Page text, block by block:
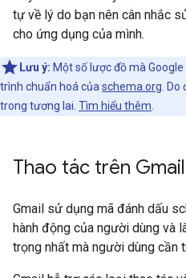
tự về lý do bạn nên cân nhắc
cho ứng dụng của mình.
Lưu ý: Một số lược đồ mà
trình chuẩn hoá của schema.org .
trong tương lai. Tìm hiểu thêm
Thao tác trên Gmail
Gmail sử dụng mã đánh dấu
hành động của người dùng và
trọng nhất mà người dùng cần